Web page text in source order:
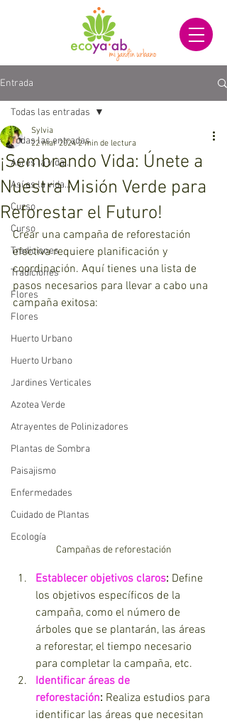
Entrada
Todas las entradas
Así es la vida...
Así es la vida...
Curso
Curso
Tradiciones
Tradiciones
Flores
Flores
Huerto Urbano
Huerto Urbano
Jardines Verticales
Azotea Verde
Atrayentes de Polinizadores
Plantas de Sombra
Paisajismo
Enfermedades
Cuidado de Plantas
Ecología
Todas las entradas
¡Sembrando Vida: Únete a
Nuestra Misión Verde para
Reforestar el Futuro!
Sylvia
22 mar 2024 2 min de lectura
Crear una campaña de reforestación
efectiva requiere planificación y
coordinación. Aquí tienes una lista de
pasos necesarios para llevar a cabo una
campaña exitosa:
Campañas de reforestación
Establecer objetivos claros: Define
los objetivos específicos de la
campaña, como el número de
árboles que se plantarán, las áreas
a reforestar, el tiempo necesario
para completar la campaña, etc.
Identificar áreas de
reforestación: Realiza estudios para
identificar las áreas que necesitan